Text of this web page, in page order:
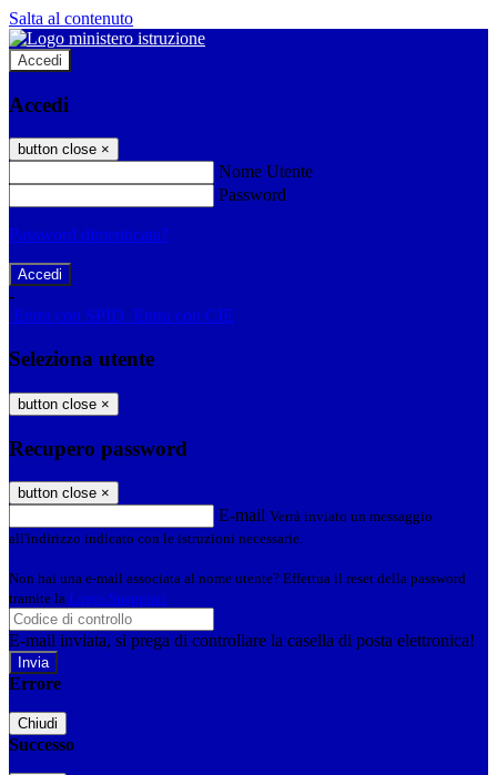
Salta al contenuto
Accedi
Accedi
button close ×
Nome Utente
Password
Password dimenticata?
-
Entra con SPID Entra con CIE
Seleziona utente
button close ×
Recupero password
button close ×
E-mail Verrà inviato un messaggio
all'indirizzo indicato con le istruzioni necessarie.
Non hai una e-mail associata al nome utente? Effettua il reset della password
tramite la Login Spaggiari
E-mail inviata, si prega di controllare la casella di posta elettronica!
Errore
Chiudi
Successo